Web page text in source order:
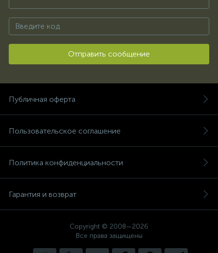
Отправить сообщение
Публичная оферта
Пользовательское соглашение
Политика конфиденциальности
Гарантия и возврат
Copyright © 2008—2026
Все права защищены